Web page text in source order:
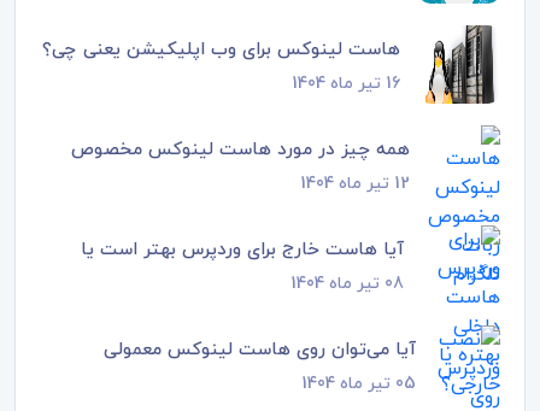
هاست لینوکس برای وب اپلیکیشن یعنی چی؟
16 تیر ماه 1404
همه چیز در مورد هاست لینوکس مخصوص
ربات تلگرام
12 تیر ماه 1404
آیا هاست خارج برای وردپرس بهتر است یا
داخل؟
08 تیر ماه 1404
آیا می‌توان روی هاست لینوکس معمولی
وردپرس نصب کرد؟
05 تیر ماه 1404